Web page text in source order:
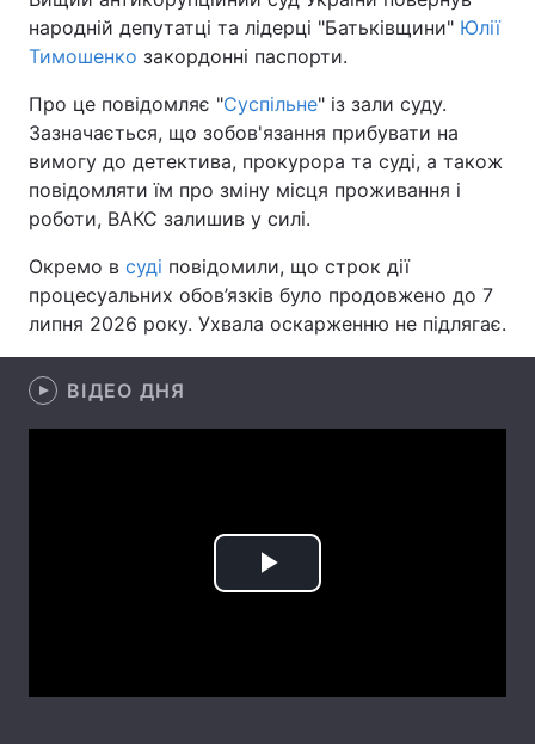
Головна Війна
Політика
Економіка Світ
Спорт Наука
Зброя Інциденти
Здоров'я Туризм
Цікавинки
Статті
народній депутатці та лідерці "Батьківщини" Юлії
Тимошенко закордонні паспорти.
Про це повідомляє "Суспільне" із зали суду.
Зазначається, що зобов'язання прибувати на
вимогу до детектива, прокурора та суді, а також
повідомляти їм про зміну місця проживання і
роботи, ВАКС залишив у силі.
Окремо в суді повідомили, що строк дії
процесуальних обов’язків було продовжено до 7
липня 2026 року. Ухвала оскарженню не підлягає.
ВІДЕО ДНЯ
Play